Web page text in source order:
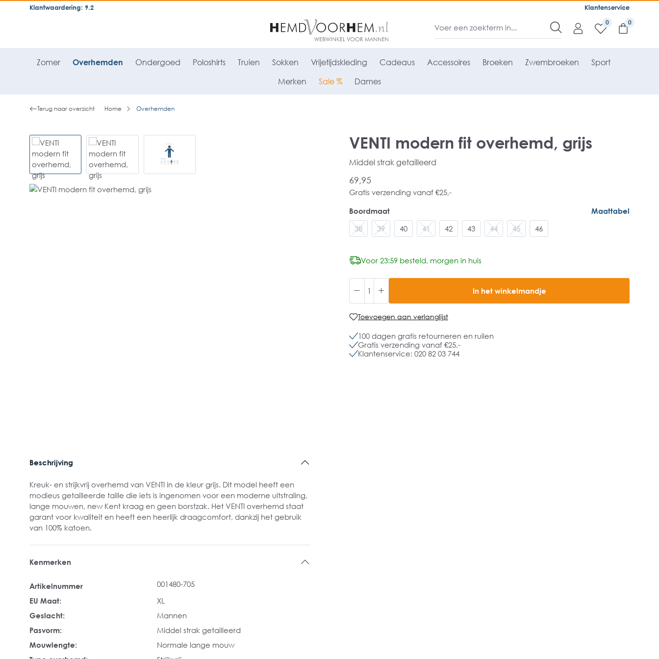
general.skipToNavigation Klantenservice
Klantwaardering: 9.2
0
Zomer Overhemden Ondergoed Poloshirts Truien Sokken Vrijetijdskleding Cadeaus Accessoires Broeken Zwembroeken Sport
Merken Sale % Dames
Terug naar overzicht Home Overhemden
VENTI modern fit overhemd, grijs
Middel strak getailleerd
69,95
Gratis verzending vanaf €25,-
Boordmaat
Maattabel
38
39 40 41 42 43 44 45 46
Voor 23:59 besteld, morgen in huis
In het winkelmandje
Toevoegen aan verlanglijst
100 dagen gratis retourneren en ruilen
Gratis verzending vanaf €25,-
Klantenservice: 020 82 03 744
Beschrijving
Kreuk- en strijkvrij overhemd van VENTI in de kleur grijs. Dit model heeft een
modieus getailleerde taille die iets is ingenomen voor een moderne uitstraling,
lange mouwen, new Kent kraag en geen borstzak. Het VENTI overhemd staat
garant voor kwaliteit en heeft een heerlijk draagcomfort, dankzij het gebruik
van 100% katoen.
Kenmerken
Artikelnummer
001480-705
EU Maat:
XL
Geslacht:
Mannen
Pasvorm:
Middel strak getailleerd
Mouwlengte:
Normale lange mouw